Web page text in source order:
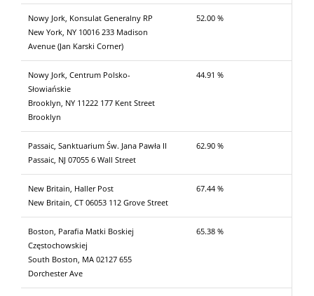
Nowy Jork, Konsulat Generalny RP
New York, NY 10016 233 Madison
Avenue (Jan Karski Corner)
52.00 %
Nowy Jork, Centrum Polsko-
Słowiańskie
Brooklyn, NY 11222 177 Kent Street
Brooklyn
44.91 %
Passaic, Sanktuarium Św. Jana Pawła II
Passaic, NJ 07055 6 Wall Street
62.90 %
New Britain, Haller Post
New Britain, CT 06053 112 Grove Street
67.44 %
Boston, Parafia Matki Boskiej
Częstochowskiej
South Boston, MA 02127 655
Dorchester Ave
65.38 %